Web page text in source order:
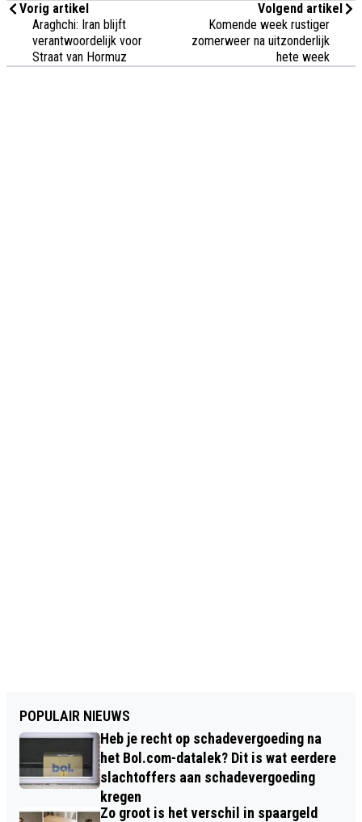
Vorig artikel
Araghchi: Iran blijft
verantwoordelijk voor
Straat van Hormuz
Volgend artikel
Komende week rustiger
zomerweer na uitzonderlijk
hete week
POPULAIR NIEUWS
Heb je recht op schadevergoeding na
het Bol.com-datalek? Dit is wat eerdere
slachtoffers aan schadevergoeding
kregen
Zo groot is het verschil in spaargeld